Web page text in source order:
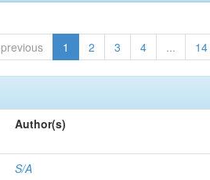
previous 1 2 3 4 ... 14
Author(s)
S/A